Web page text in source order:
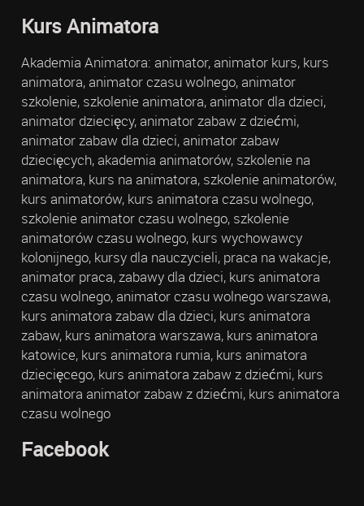
Kurs Animatora
Akademia Animatora: animator, animator kurs, kurs
animatora, animator czasu wolnego, animator
szkolenie, szkolenie animatora, animator dla dzieci,
animator dziecięcy, animator zabaw z dziećmi,
animator zabaw dla dzieci, animator zabaw
dziecięcych, akademia animatorów, szkolenie na
animatora, kurs na animatora, szkolenie animatorów,
kurs animatorów, kurs animatora czasu wolnego,
szkolenie animator czasu wolnego, szkolenie
animatorów czasu wolnego, kurs wychowawcy
kolonijnego, kursy dla nauczycieli, praca na wakacje,
animator praca, zabawy dla dzieci, kurs animatora
czasu wolnego, animator czasu wolnego warszawa,
kurs animatora zabaw dla dzieci, kurs animatora
zabaw, kurs animatora warszawa, kurs animatora
katowice, kurs animatora rumia, kurs animatora
dziecięcego, kurs animatora zabaw z dziećmi, kurs
animatora animator zabaw z dziećmi, kurs animatora
czasu wolnego
Facebook